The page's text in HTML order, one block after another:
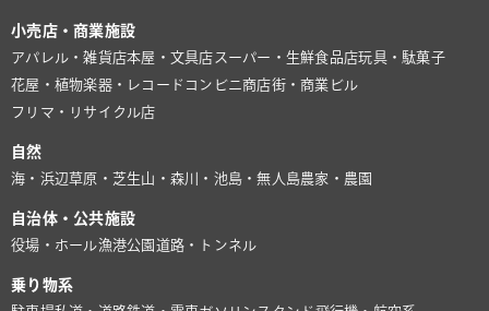
小売店・商業施設
アパレル・雑貨店本屋・文具店 スーパー・生鮮食品店玩具・駄菓子
花屋・植物楽器・レコード コンビニ商店街・商業ビル
フリマ・リサイクル店
自然
海・浜辺草原・芝生山・森川・池島・無人島農家・農園
自治体・公共施設
役場・ホール漁港公園 道路・トンネル
乗り物系